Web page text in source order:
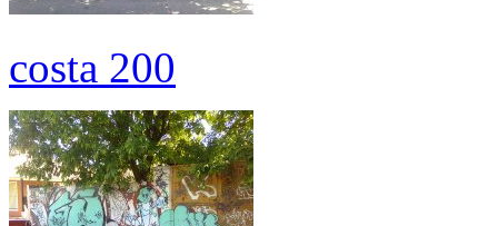
costa 200